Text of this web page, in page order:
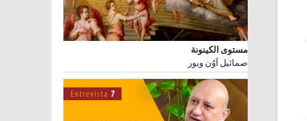
مستوى الكينونة
صمائيل آوُن ويور